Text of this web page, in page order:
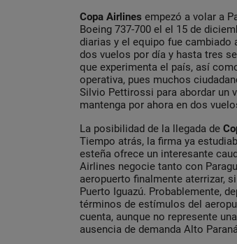
Copa Airlines empezó a volar a
Boeing 737-700 el el 15 de
diarias y el equipo fue cambiado
dos vuelos por día y hasta tres
que experimenta el país, así
operativa, pues muchos
Silvio Pettirossi para abordar un
mantenga por ahora en dos
La posibilidad de la llegada de
Tiempo atrás, la firma ya
esteña ofrece un interesante
Airlines negocie tanto con
aeropuerto finalmente aterrizar,
Puerto Iguazú. Probablemente,
términos de estímulos del
cuenta, aunque no represente
ausencia de demanda Alto